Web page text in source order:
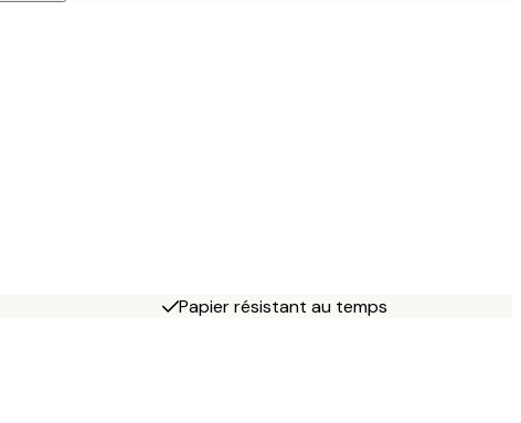
Papier résistant au temps